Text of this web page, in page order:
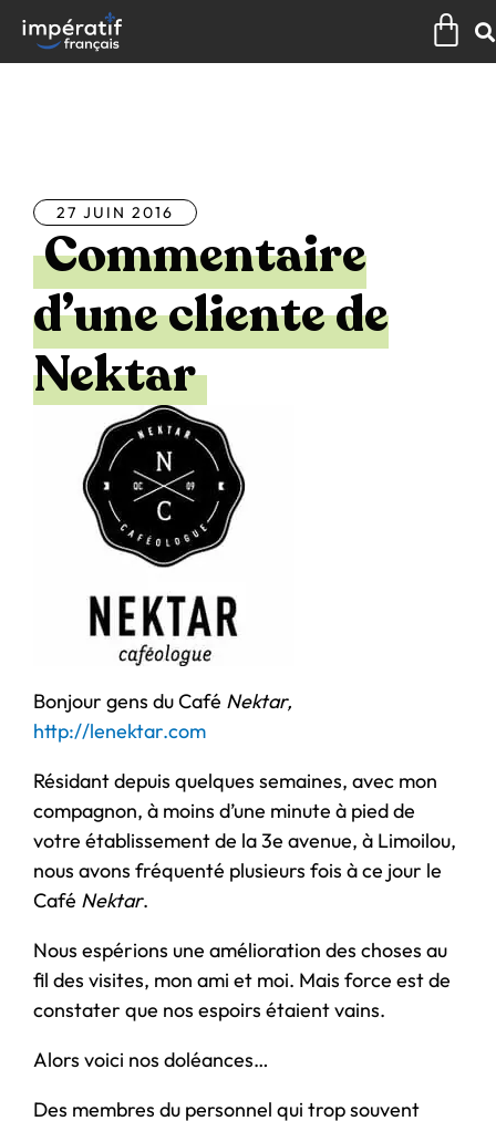
contenu
27 JUIN 2016
Commentaire
d’une cliente de
Nektar
Bonjour gens du Café Nektar,
http://lenektar.com
Résidant depuis quelques semaines, avec mon
compagnon, à moins d’une minute à pied de
votre établissement de la 3e avenue, à Limoilou,
nous avons fréquenté plusieurs fois à ce jour le
Café Nektar.
Nous espérions une amélioration des choses au
fil des visites, mon ami et moi. Mais force est de
constater que nos espoirs étaient vains.
Alors voici nos doléances…
Des membres du personnel qui trop souvent